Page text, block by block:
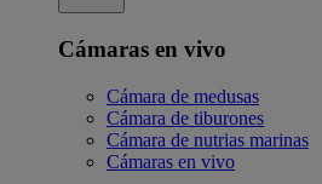
Cámaras en vivo
Cámara de medusas
Cámara de tiburones
Cámara de nutrias marinas
Cámaras en vivo